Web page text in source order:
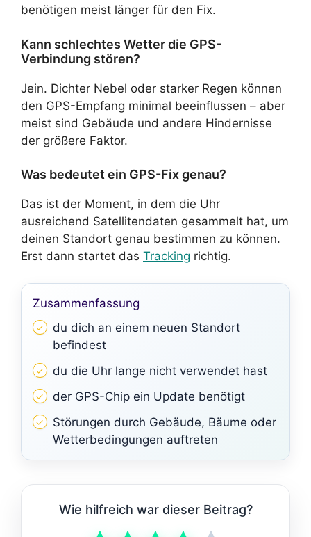
benötigen meist länger für den Fix.
Kann schlechtes Wetter die GPS-
Verbindung stören?
Jein. Dichter Nebel oder starker Regen können
den GPS-Empfang minimal beeinflussen – aber
meist sind Gebäude und andere Hindernisse
der größere Faktor.
Was bedeutet ein GPS-Fix genau?
Das ist der Moment, in dem die Uhr
ausreichend Satellitendaten gesammelt hat, um
deinen Standort genau bestimmen zu können.
Erst dann startet das Tracking richtig.
Zusammenfassung
du dich an einem neuen Standort
befindest
du die Uhr lange nicht verwendet hast
der GPS-Chip ein Update benötigt
Störungen durch Gebäude, Bäume oder
Wetterbedingungen auftreten
Wie hilfreich war dieser Beitrag?